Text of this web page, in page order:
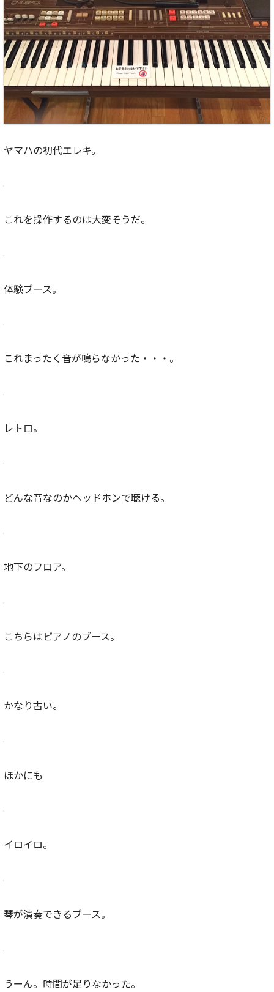
ヤマハの初代エレキ。
これを操作するのは大変そうだ。
体験ブース。
これまったく音が鳴らなかった・・・。
レトロ。
どんな音なのかヘッドホンで聴ける。
地下のフロア。
こちらはピアノのブース。
かなり古い。
ほかにも
イロイロ。
琴が演奏できるブース。
うーん。時間が足りなかった。